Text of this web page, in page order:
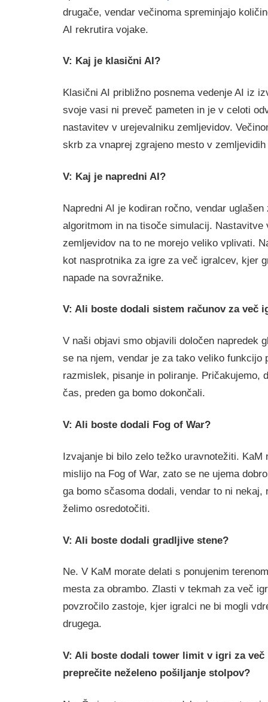
drugače, vendar večinoma spreminjajo
AI rekrutira vojake.
V: Kaj je klasični AI?
Klasični AI približno posnema vedenje AI iz
svoje vasi ni preveč pameten in je v celoti
nastavitev v urejevalniku zemljevidov.
skrb za vnaprej zgrajeno mesto v
V: Kaj je napredni AI?
Napredni AI je kodiran ročno, vendar
algoritmom in na tisoče simulacij. Nastavitve
zemljevidov na to ne morejo veliko vplivati.
kot nasprotnika za igre za več igralcev, kjer
napade na sovražnike.
V: Ali boste dodali sistem računov za več
V naši objavi smo objavili določen napredek
se na njem, vendar je za tako veliko funkcijo
razmislek, pisanje in poliranje. Pričakujemo,
čas, preden ga bomo dokončali.
V: Ali boste dodali Fog of War?
Izvajanje bi bilo zelo težko uravnotežiti. KaM
mislijo na Fog of War, zato se ne ujema
ga bomo sčasoma dodali, vendar to ni nekaj,
želimo osredotočiti.
V: Ali boste dodali gradljive stene?
Ne. V KaM morate delati s ponujenim
mesta za obrambo. Zlasti v tekmah za več
povzročilo zastoje, kjer igralci ne bi mogli
drugega.
V: Ali boste dodali tower limit v igri za več
preprečite neželeno pošiljanje stolpov?